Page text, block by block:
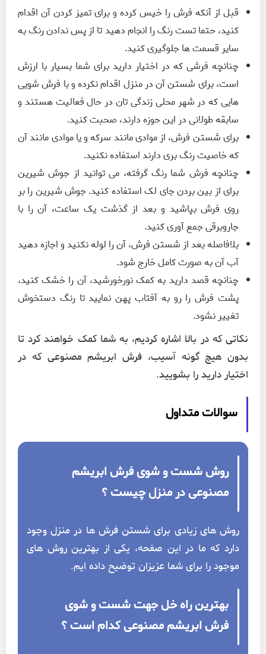
قبل از آنکه فرش را خیس کرده و برای تمیز کردن آن اقدام
کنید، حتما تست رنگ را انجام دهید تا از پس ندادن رنگ به
سایر قسمت ها جلوگیری کنید.
چنانچه فرشی که در اختیار دارید برای شما بسیار با ارزش
است، برای شستن آن در منزل اقدام نکرده و با فرش شویی
هایی که در شهر محلی زندگی تان در حال فعالیت هستند و
سابقه طولانی در این حوزه دارند، صحبت کنید.
برای شستن فرش، از موادی مانند سرکه و یا موادی مانند آن
که خاصیت رنگ بری دارند استفاده نکنید.
چنانچه فرش شما رنگ گرفته، می توانید از جوش شیرین
برای از بین بردن جای لک استفاده کنید. جوش شیرین را بر
روی فرش بپاشید و بعد از گذشت یک ساعت، آن را با
جاروبرقی جمع آوری کنید.
بلافاصله بعد از شستن فرش، آن را لوله نکنید و اجازه دهید
آب آن به صورت کامل خارج شود.
چنانچه قصد دارید به کمک نورخورشید، آن را خشک کنید،
پشت فرش را رو به آفتاب پهن نمایید تا رنگ دستخوش
تغییر نشود.
نکاتی که در بالا اشاره کردیم، به شما کمک خواهند کرد تا
بدون هیچ گونه آسیب، فرش ابریشم مصنوعی که در
اختیار دارید را بشویید.
سوالات متداول
روش شست و شوی فرش ابریشم
مصنوعی در منزل چیست ؟
روش های زیادی برای شستن فرش ها در منزل وجود
دارد که ما در این صفحه، یکی از بهترین روش های
موجود را برای شما عزیزان توضیح داده ایم.
بهترین راه خل جهت شست و شوی
فرش ابریشم مصنوعی کدام است ؟